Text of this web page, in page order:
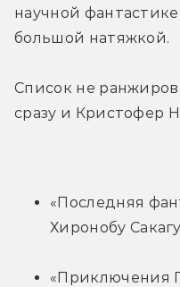
научной
большой натяжкой.
Список не
сразу и Кристофер
«Последняя
Хиронобу
«Приключения